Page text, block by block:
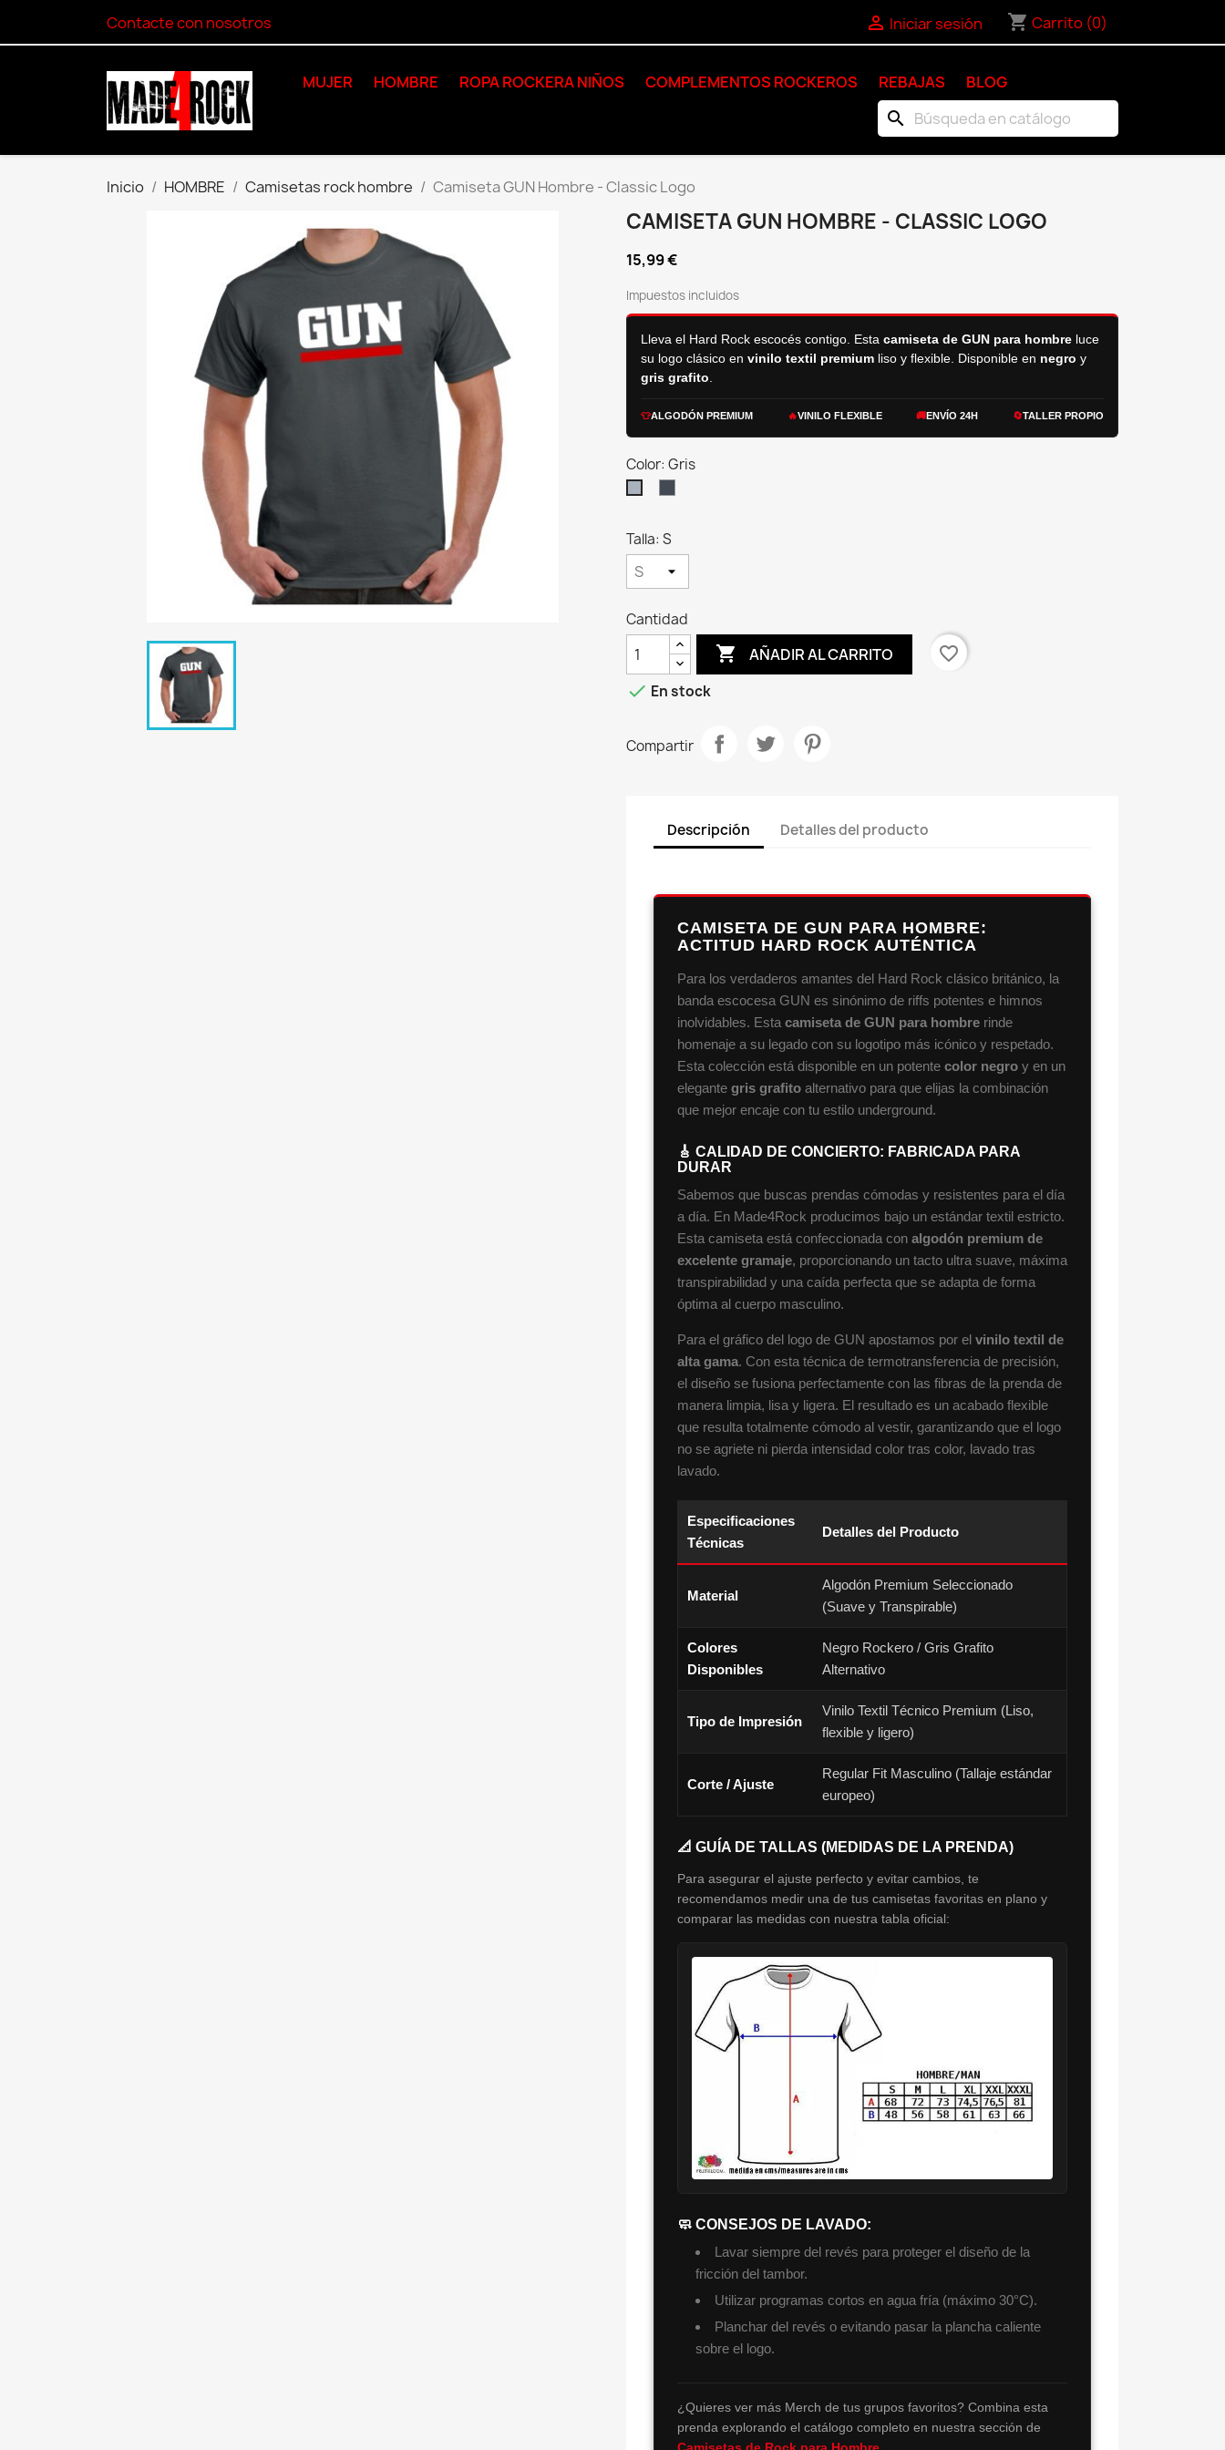
Contacte con nosotros  Iniciar sesión shopping_cart Carrito (0)
MUJER HOMBRE ROPA ROCKERA NIÑOS COMPLEMENTOS ROCKEROS REBAJAS BLOG
search
Inicio HOMBRE Camisetas rock hombre Camiseta GUN Hombre - Classic Logo
CAMISETA GUN HOMBRE - CLASSIC LOGO
15,99 €
Impuestos incluidos
Lleva el Hard Rock escocés contigo. Esta camiseta de GUN para hombre luce
su logo clásico en vinilo textil premium liso y flexible. Disponible en negro y
gris grafito
👕ALGODÓN PREMIUM 🔥VINILO FLEXIBLE 🚚ENVÍO 24H 🔄TALLER PROPIO
Color: Gris
Talla: S
Cantidad
 AÑADIR AL CARRITO
favorite_border
 En stock
Compartir
Descripción Detalles del producto
CAMISETA DE GUN PARA HOMBRE:
ACTITUD HARD ROCK AUTÉNTICA
Para los verdaderos amantes del Hard Rock clásico británico, la
banda escocesa GUN es sinónimo de riffs potentes e himnos
inolvidables. Esta camiseta de GUN para hombre rinde
homenaje a su legado con su logotipo más icónico y respetado.
Esta colección está disponible en un potente color negro y en un
elegante gris grafito alternativo para que elijas la combinación
que mejor encaje con tu estilo underground.
🎸 CALIDAD DE CONCIERTO: FABRICADA PARA
DURAR
Sabemos que buscas prendas cómodas y resistentes para el día
a día. En Made4Rock producimos bajo un estándar textil estricto.
Esta camiseta está confeccionada con algodón premium de
excelente gramaje, proporcionando un tacto ultra suave, máxima
transpirabilidad y una caída perfecta que se adapta de forma
óptima al cuerpo masculino.
Para el gráfico del logo de GUN apostamos por el vinilo textil de
alta gama. Con esta técnica de termotransferencia de precisión,
el diseño se fusiona perfectamente con las fibras de la prenda de
manera limpia, lisa y ligera. El resultado es un acabado flexible
que resulta totalmente cómodo al vestir, garantizando que el logo
no se agriete ni pierda intensidad color tras color, lavado tras
lavado.
Especificaciones
Técnicas
Detalles del Producto
Material
Algodón Premium Seleccionado
(Suave y Transpirable)
Colores
Disponibles
Negro Rockero / Gris Grafito
Alternativo
Tipo de Impresión
Vinilo Textil Técnico Premium (Liso,
flexible y ligero)
Corte / Ajuste
Regular Fit Masculino (Tallaje estándar
europeo)
📐 GUÍA DE TALLAS (MEDIDAS DE LA PRENDA)
Para asegurar el ajuste perfecto y evitar cambios, te
recomendamos medir una de tus camisetas favoritas en plano y
comparar las medidas con nuestra tabla oficial:
🧼 CONSEJOS DE LAVADO:
Lavar siempre del revés para proteger el diseño de la
fricción del tambor.
Utilizar programas cortos en agua fría (máximo 30°C).
Planchar del revés o evitando pasar la plancha caliente
sobre el logo.
¿Quieres ver más Merch de tus grupos favoritos? Combina esta
prenda explorando el catálogo completo en nuestra sección de